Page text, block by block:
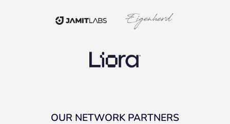
OUR NETWORK PARTNERS